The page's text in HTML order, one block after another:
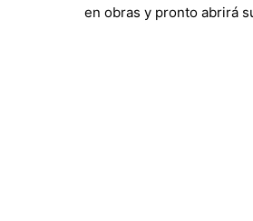
en obras y pronto abrirá